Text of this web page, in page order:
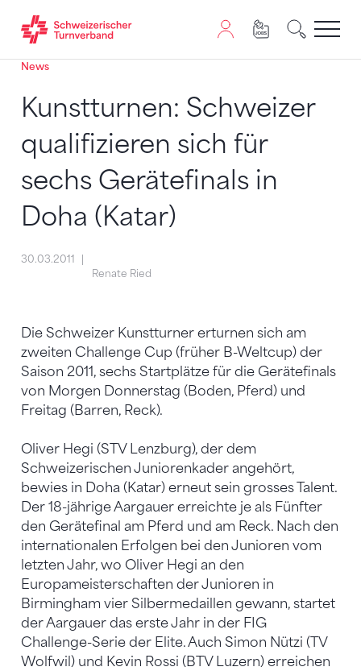
Zum Inhalt springen
Zur Sitemap navigieren
Zum Navigieren dieser Seite wird JavaScript benötigt.
News
Kunstturnen: Schweizer
qualifizieren sich für
sechs Gerätefinals in
Doha (Katar)
30.03.2011
Renate Ried
Die Schweizer Kunstturner erturnen sich am
zweiten Challenge Cup (früher B-Weltcup) der
Saison 2011, sechs Startplätze für die Gerätefinals
von Morgen Donnerstag (Boden, Pferd) und
Freitag (Barren, Reck).
Oliver Hegi (STV Lenzburg), der dem
Schweizerischen Juniorenkader angehört,
bewies in Doha (Katar) erneut sein grosses Talent.
Der 18-jährige Aargauer erreichte je als Fünfter
den Gerätefinal am Pferd und am Reck. Nach den
internationalen Erfolgen bei den Junioren vom
letzten Jahr, wo Oliver Hegi an den
Europameisterschaften der Junioren in
Birmingham vier Silbermedaillen gewann, startet
der Aargauer das erste Jahr in der FIG
Challenge-Serie der Elite. Auch Simon Nützi (TV
Wolfwil) und Kevin Rossi (BTV Luzern) erreichen